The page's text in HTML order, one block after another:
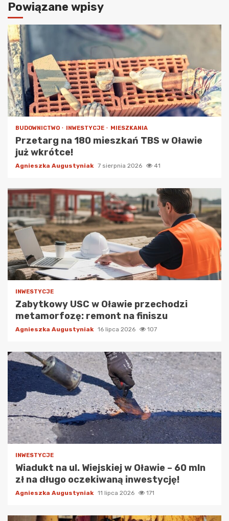
Powiązane wpisy
BUDOWNICTWO INWESTYCJE MIESZKANIA
Przetarg na 180 mieszkań TBS w Oławie
już wkrótce!
Agnieszka Augustyniak 7 sierpnia 2026 41
INWESTYCJE
Zabytkowy USC w Oławie przechodzi
metamorfozę: remont na finiszu
Agnieszka Augustyniak 16 lipca 2026 107
INWESTYCJE
Wiadukt na ul. Wiejskiej w Oławie – 60 mln
zł na długo oczekiwaną inwestycję!
Agnieszka Augustyniak 11 lipca 2026 171